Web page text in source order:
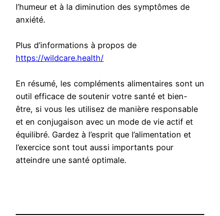
l’humeur et à la diminution des symptômes de
anxiété.
Plus d’informations à propos de
https://wildcare.health/
En résumé, les compléments alimentaires sont un
outil efficace de soutenir votre santé et bien-
être, si vous les utilisez de manière responsable
et en conjugaison avec un mode de vie actif et
équilibré. Gardez à l’esprit que l’alimentation et
l’exercice sont tout aussi importants pour
atteindre une santé optimale.